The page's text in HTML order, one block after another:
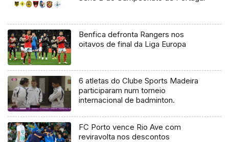
Benfica defronta Rangers nos
oitavos de final da Liga Europa
6 atletas do Clube Sports Madeira
participaram num torneio
internacional de badminton.
FC Porto vence Rio Ave com
reviravolta nos descontos